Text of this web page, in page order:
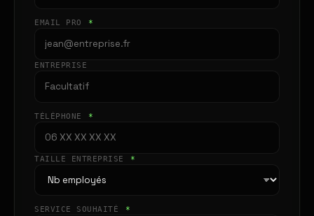
EMAIL PRO *
ENTREPRISE
TÉLÉPHONE *
TAILLE ENTREPRISE *
SERVICE SOUHAITÉ *